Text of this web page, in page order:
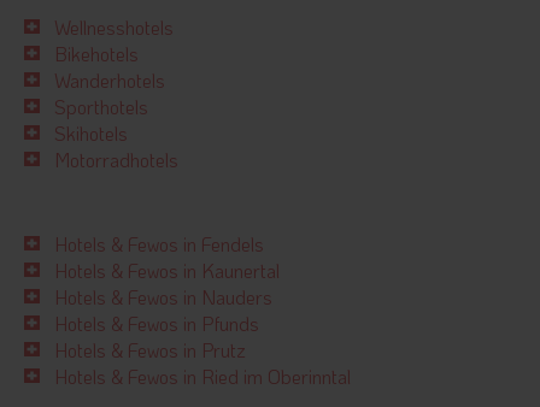
Wellnesshotels
Bikehotels
Wanderhotels
Sporthotels
Skihotels
Motorradhotels
Hotels & Fewos in Fendels
Hotels & Fewos in Kaunertal
Hotels & Fewos in Nauders
Hotels & Fewos in Pfunds
Hotels & Fewos in Prutz
Hotels & Fewos in Ried im Oberinntal